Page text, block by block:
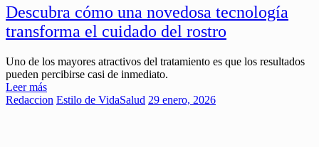
Descubra cómo una novedosa tecnología
transforma el cuidado del rostro
Uno de los mayores atractivos del tratamiento es que los resultados
pueden percibirse casi de inmediato.
Leer más
Redaccion Estilo de VidaSalud 29 enero, 2026